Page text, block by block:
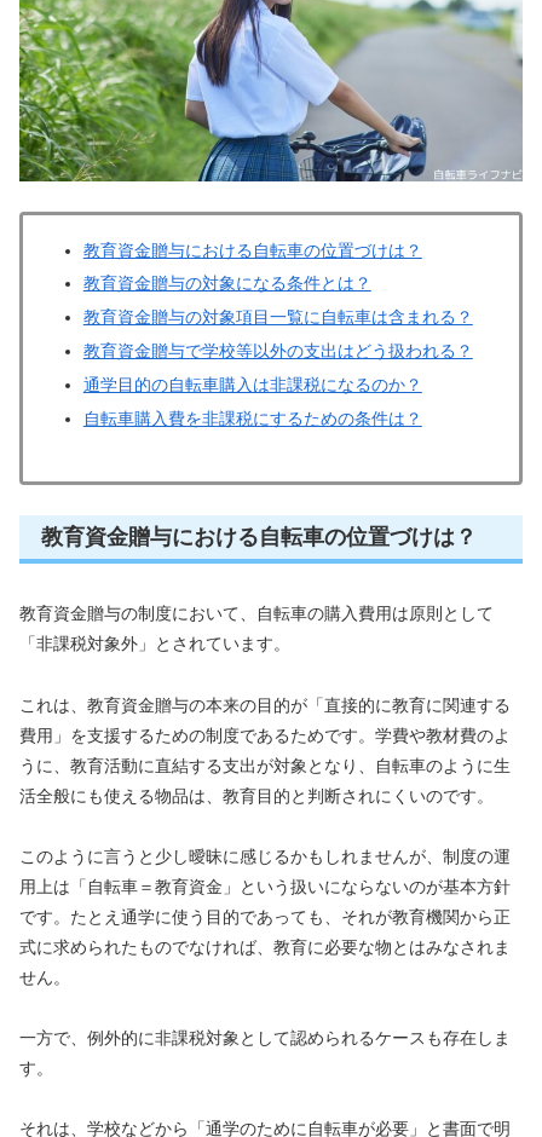
教育資金贈与における自転車の位置づけは？
教育資金贈与の対象になる条件とは？
教育資金贈与の対象項目一覧に自転車は含まれる？
教育資金贈与で学校等以外の支出はどう扱われる？
通学目的の自転車購入は非課税になるのか？
自転車購入費を非課税にするための条件は？
教育資金贈与における自転車の位置づけは？
教育資金贈与の制度において、自転車の購入費用は原則として
「非課税対象外」とされています。
これは、教育資金贈与の本来の目的が「直接的に教育に関連する
費用」を支援するための制度であるためです。学費や教材費のよ
うに、教育活動に直結する支出が対象となり、自転車のように生
活全般にも使える物品は、教育目的と判断されにくいのです。
このように言うと少し曖昧に感じるかもしれませんが、制度の運
用上は「自転車＝教育資金」という扱いにならないのが基本方針
です。たとえ通学に使う目的であっても、それが教育機関から正
式に求められたものでなければ、教育に必要な物とはみなされま
せん。
一方で、例外的に非課税対象として認められるケースも存在しま
す。
それは、学校などから「通学のために自転車が必要」と書面で明